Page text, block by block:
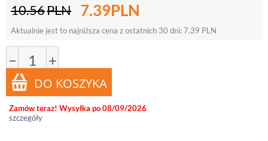
10.56PLN 7.39PLN
Aktualnie jest to najniższa cena z ostatnich 30 dni:7.39 PLN
− +
Zamów teraz! Wysyłka po 08/09/2026
szczegóły